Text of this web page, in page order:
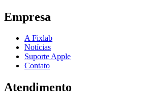
Empresa
A Fixlab
Notícias
Suporte Apple
Contato
Atendimento